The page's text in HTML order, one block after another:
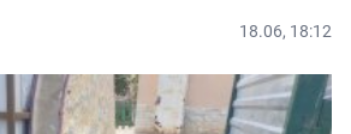
18.06, 18:12